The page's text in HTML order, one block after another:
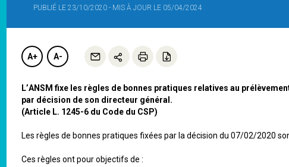
PUBLIÉ LE 23/10/2020 - MIS À JOUR LE 05/04/2024
A+ A-
L’ANSM fixe les règles de bonnes pratiques relatives au
par décision de son directeur général.
(Article L. 1245-6 du Code du CSP)
Les règles de bonnes pratiques fixées par la décision du 07/02/2020
Ces règles ont pour objectifs de :